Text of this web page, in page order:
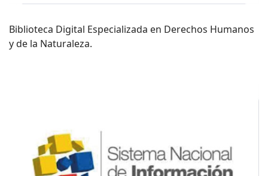
Biblioteca Digital Especializada en Derechos Humanos
y de la Naturaleza.